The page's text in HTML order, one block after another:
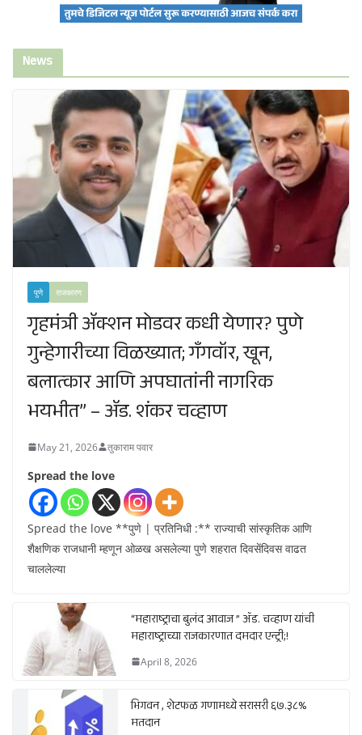
News
पुणे राजकारण
गृहमंत्री ॲक्शन मोडवर कधी येणार? पुणे
गुन्हेगारीच्या विळख्यात; गॅंगवॉर, खून,
बलात्कार आणि अपघातांनी नागरिक
भयभीत” – ॲड. शंकर चव्हाण
May 21, 2026 तुकाराम पवार
Spread the love
Spread the love **पुणे | प्रतिनिधी :** राज्याची सांस्कृतिक आणि
शैक्षणिक राजधानी म्हणून ओळख असलेल्या पुणे शहरात दिवसेंदिवस वाढत
चाललेल्या
“महाराष्ट्राचा बुलंद आवाज ” ॲड. चव्हाण यांची
महाराष्ट्राच्या राजकारणात दमदार एन्ट्री;!
April 8, 2026
भिगवन , शेटफळ गणामध्ये सरासरी ६७.३८%
मतदान